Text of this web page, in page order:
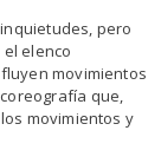
pero
elenco
movimientos
que,
movimientos y